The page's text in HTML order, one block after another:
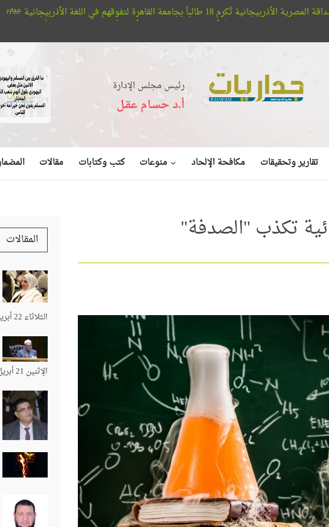
في اللغة الأذربيجانية
مؤسسة أبو حته
أفلا تبصرون.. حيتان الأوركا تُعلن عن بديع صنع الله في البحر (فيديو)
رئيس مجلس الإدارة
أ.د حسـام عقـل
تقارير وتحقيقات مكافحة الإلحاد منوعات كتب وكتابات مقالات
تكذب "الصدفة"
المقالات
الثلاثاء 22 أبريل 2025
الإثنين 21 أبريل 2025